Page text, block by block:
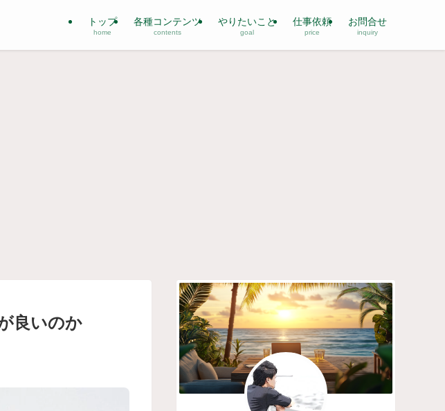
トップ
home
各種コンテンツ
contents
やりたいこと
goal
仕事依頼
price
お問合せ
inquiry
良いのか